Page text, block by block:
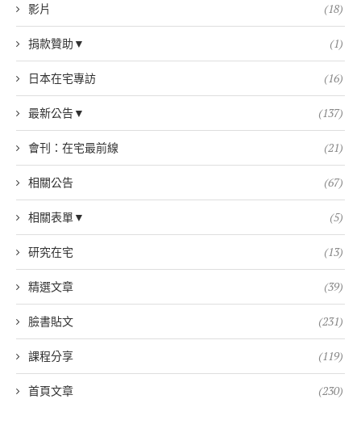
影片 (18)
捐款贊助▼ (1)
日本在宅專訪 (16)
最新公告▼ (137)
會刊：在宅最前線 (21)
相關公告 (67)
相關表單▼ (5)
研究在宅 (13)
精選文章 (39)
臉書貼文 (231)
課程分享 (119)
首頁文章 (230)